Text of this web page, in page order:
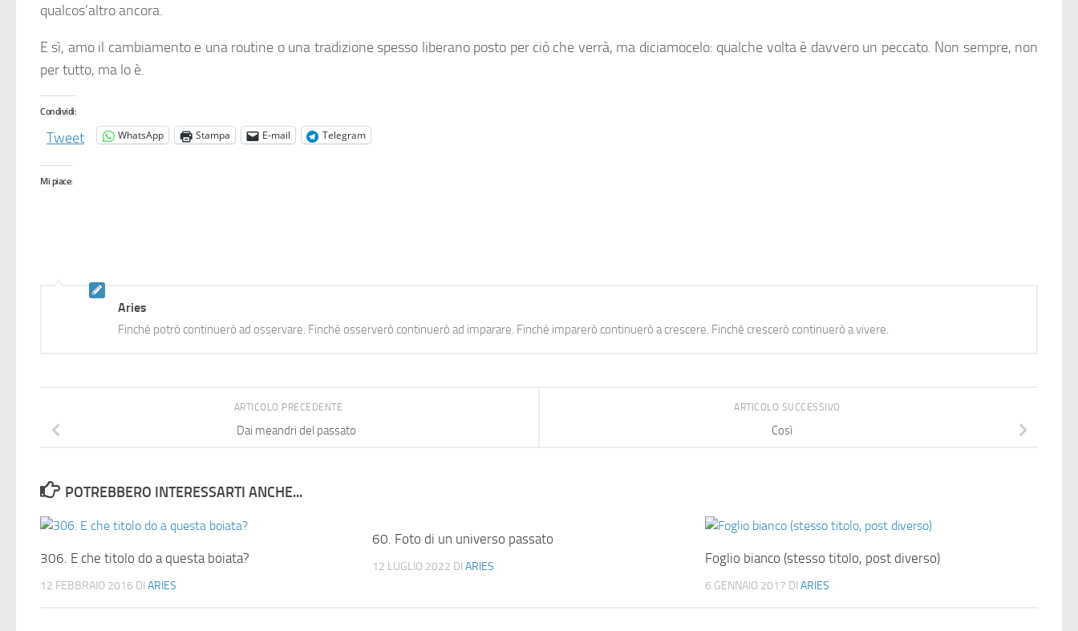
qualcos’altro ancora.
E sì, amo il cambiamento e una routine o una tradizione spesso liberano posto per ciò che verrà, ma diciamocelo: qualche volta è davvero un peccato. Non sempre, non
per tutto, ma lo è.
Condividi:
Tweet WhatsApp Stampa E-mail Telegram
Mi piace:
Aries
Finché potrò continuerò ad osservare. Finché osserverò continuerò ad imparare. Finché imparerò continuerò a crescere. Finché crescerò continuerò a vivere.
ARTICOLO SUCCESSIVO
Così
ARTICOLO PRECEDENTE
Dai meandri del passato
POTREBBERO INTERESSARTI ANCHE...
306. E che titolo do a questa boiata?
12 FEBBRAIO 2016 DI ARIES
60. Foto di un universo passato
12 LUGLIO 2022 DIARIES
Foglio bianco (stesso titolo, post diverso)
6 GENNAIO 2017 DI ARIES